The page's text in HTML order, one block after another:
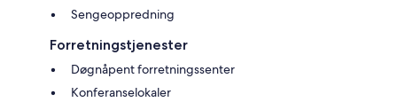
Sengeoppredning
Forretningstjenester
Døgnåpent forretningssenter
Konferanselokaler